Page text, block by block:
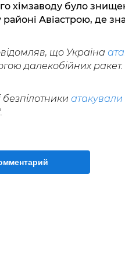
хімзаводу було
Авіастрою, де
що Україна
далекобійних ракет.
атакували